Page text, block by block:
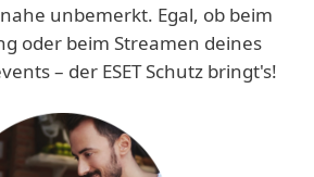
unbemerkt. Egal, ob beim
oder beim Streamen deines
– der ESET Schutz bringt's!